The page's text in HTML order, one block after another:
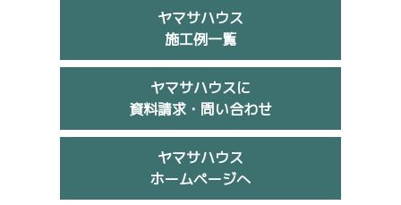
ヤマサハウス
施工例一覧
ヤマサハウスに
資料請求・問い合わせ
ヤマサハウス
ホームページへ